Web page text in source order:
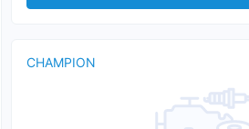
CHAMPION